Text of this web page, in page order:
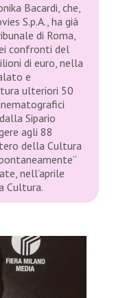
Bacardi, che,
S.p.A., ha già
di Roma,
confronti del
di euro, nella
e
ulteriori 50
Sipario
agli 88
della Cultura
nell’aprile
Cultura.